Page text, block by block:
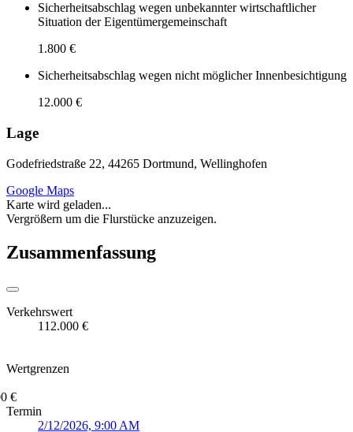
Sicherheitsabschlag wegen unbekannter wirtschaftlicher
Situation der Eigentümergemeinschaft
1.800 €
Sicherheitsabschlag wegen nicht möglicher Innenbesichtigung
12.000 €
Lage
Godefriedstraße 22, 44265 Dortmund, Wellinghofen
Google Maps
Karte wird geladen...
Vergrößern um die Flurstücke anzuzeigen.
Zusammenfassung
Verkehrswert
112.000 €
Wertgrenzen
€
Termin
2/12/2026, 9:00 AM